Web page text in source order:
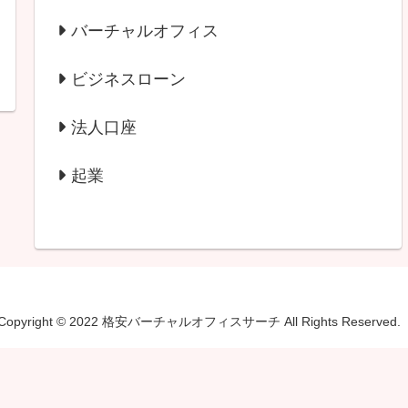
バーチャルオフィス
ビジネスローン
法人口座
起業
© 2022 格安バーチャルオフィスサーチ All Rights Reserved.